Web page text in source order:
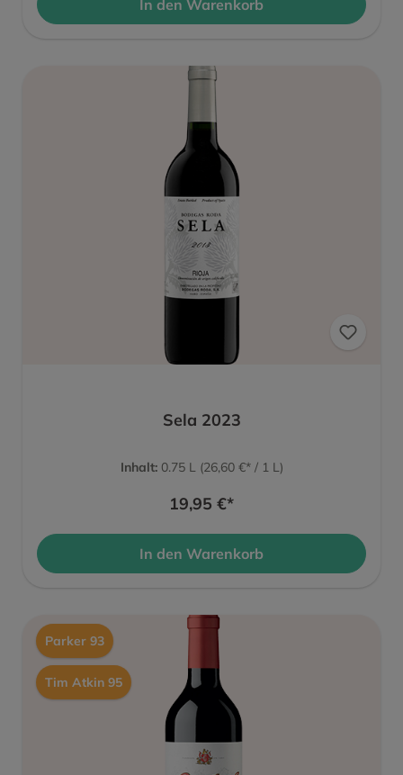
In den Warenkorb
Sela 2023
Inhalt: 0.75 L (26,60 €* / 1 L)
19,95 €*
In den Warenkorb
Parker 93
Tim Atkin 95